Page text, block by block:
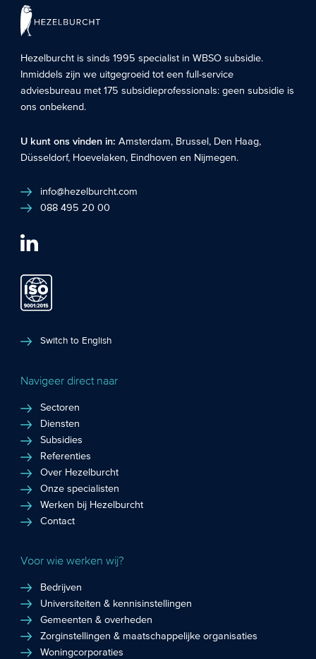
Hezelburcht is sinds 1995 specialist inWBSO subsidie.
Inmiddels zijn we uitgegroeid tot een full-service
adviesbureau met 175 subsidieprofessionals: geen subsidie is
ons onbekend.
U kunt ons vinden in:Amsterdam, Brussel , Den Haag,
Düsseldorf, Hoevelaken, Eindhoven en Nijmegen.
info@hezelburcht.com
088 495 20 00
Switch to English
Navigeer direct naar
Sectoren
Diensten
Subsidies
Referenties
Over Hezelburcht
Onze specialisten
Werken bij Hezelburcht
Contact
Voor wie werken wij?
Bedrijven
Universiteiten & kennisinstellingen
Gemeenten & overheden
Zorginstellingen & maatschappelijke organisaties
Woningcorporaties